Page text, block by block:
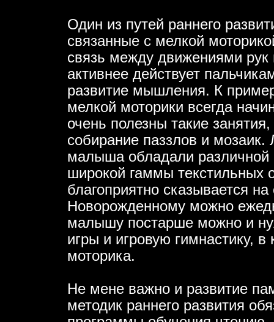
Один из путей раннего
связанные с мелкой
связь между движениями
активнее действует
развитие мышления. К
мелкой моторики всегда
очень полезны такие
собирание паззлов и
малыша обладали различной
широкой гаммы
благоприятно сказывается
Новорожденному можно
малышу постарше можно и
игры и игровую гимнастику, в
моторика.
Не мене важно и развитие
методик раннего развития